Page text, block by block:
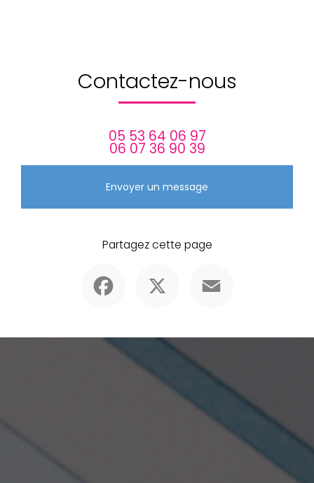
Contactez-nous
05 53 64 06 97
06 07 36 90 39
Envoyer un message
Partagez cette page